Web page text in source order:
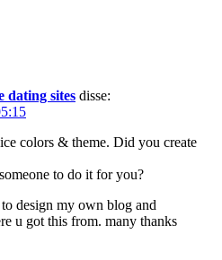
dating sites disse:
colors & theme. Did you create
to do it for you?
design my own blog and
u got this from. many thanks